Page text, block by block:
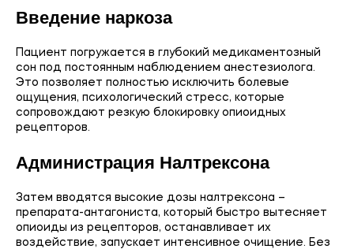
Введение наркоза
Пациент погружается в глубокий медикаментозный
сон под постоянным наблюдением анестезиолога.
Это позволяет полностью исключить болевые
ощущения, психологический стресс, которые
сопровождают резкую блокировку опиоидных
рецепторов.
Администрация Налтрексона
Затем вводятся высокие дозы налтрексона –
препарата-антагониста, который быстро вытесняет
опиоиды из рецепторов, останавливает их
воздействие, запускает интенсивное очищение. Без